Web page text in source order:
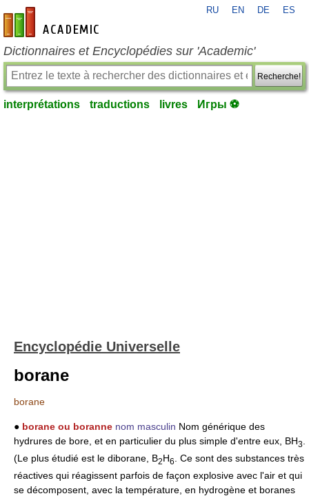
fr-academic.com
RU EN DE ES
Dictionnaires et Encyclopédies sur 'Academic'
Recherche!
interprétations traductions livres Игры ⚽
Encyclopédie Universelle
borane
borane
● borane ou boranne nom masculin Nom générique des
hydrures de bore, et en particulier du plus simple d'entre eux, BH3
(Le plus étudié est le diborane, B2H6
. Ce sont des substances très
réactives qui réagissent parfois de façon explosive avec l'air et qui
se décomposent, avec la température, en hydrogène et boranes